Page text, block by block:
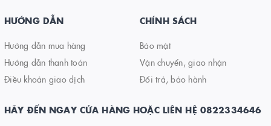
HƯỚNG DẪN
Hướng dẫn mua hàng
Hướng dẫn thanh toán
Điều khoản giao dịch
CHÍNH SÁCH
Bảo mật
Vận chuyển, giao nhận
Đổi trả, bảo hành
HÃY ĐẾN NGAY CỬA HÀNG HOẶC LIÊN HỆ 0822334646